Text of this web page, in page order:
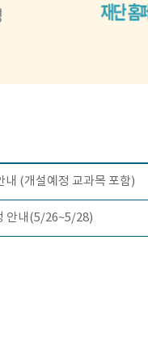
내 (개설예정 교과목 포함)
안내(5/26~5/28)